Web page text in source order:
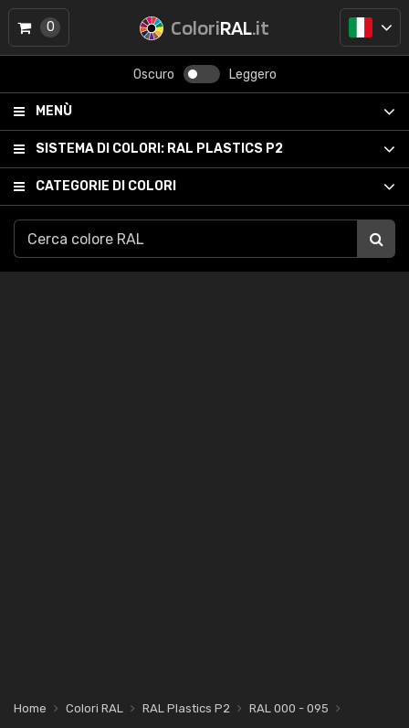
ColoriRAL.it
Oscuro Leggero
MENÙ
SISTEMA DI COLORI: RAL PLASTICS P2
CATEGORIE DI COLORI
0
Home Colori RAL RAL Plastics P2
RAL 000 - 095